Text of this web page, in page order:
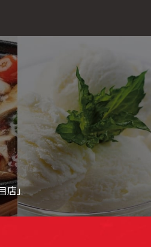
店」